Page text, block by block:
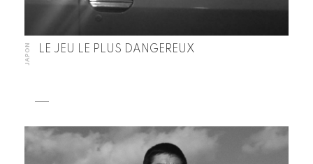
JAPON LE JEU LE PLUS DANGEREUX